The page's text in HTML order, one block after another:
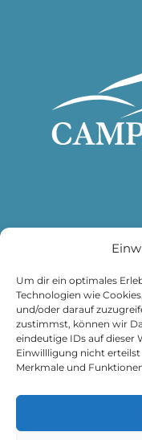
Um dir ein optimales
Technologien wie
und/oder darauf
zustimmst, können wir
eindeutige IDs auf dieser
Einwillligung nicht
Merkmale und